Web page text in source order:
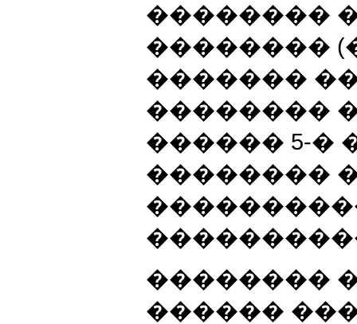
��������
��������
�������
��������
������ 5-�
��������
��������
������